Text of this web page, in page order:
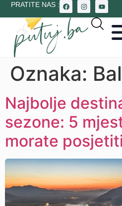
PRATITE NAS :
Oznaka:
Najbolje
sezone: 5
morate posjetiti